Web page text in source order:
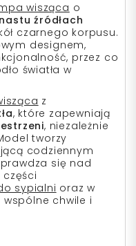
wisząca o
źródłach
czarnego korpusu.
designem,
przez co
światła w
z
, które zapewniają
, niezależnie
tworzy
codziennym
się nad
części
sypialni oraz w
wspólne chwile i